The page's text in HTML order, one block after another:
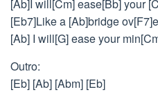
[Ab]I will[Cm] ease[Bb] your
[Eb7]Like a [Ab]bridge
[Ab] I will[G] ease your
Outro:
[Eb] [Ab] [Abm] [Eb]